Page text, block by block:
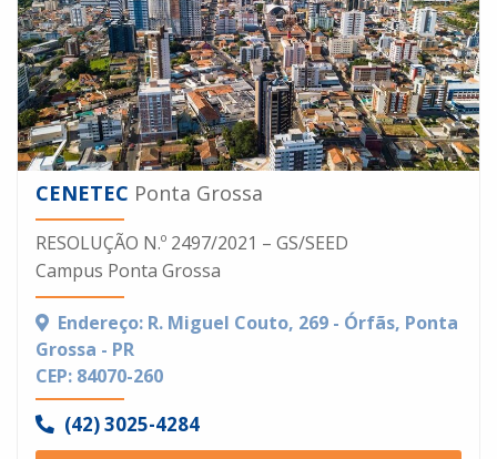
CENETEC Ponta Grossa
RESOLUÇÃO N.º 2497/2021 – GS/SEED
Campus Ponta Grossa
Endereço: R. Miguel Couto, 269 - Órfãs, Ponta
Grossa - PR
CEP: 84070-260
(42) 3025-4284